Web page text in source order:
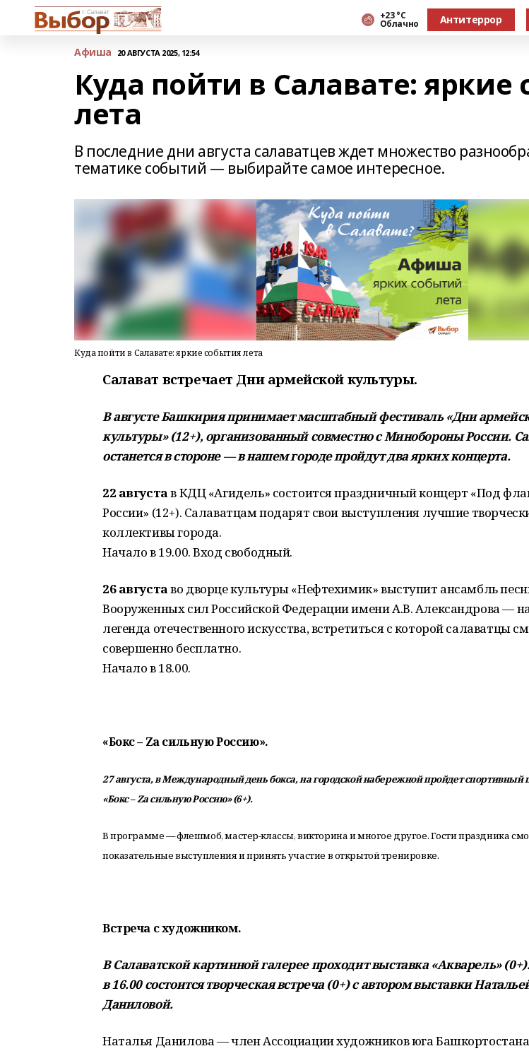
+23 °С
Облачно Антитеррор
Афиша 20 АВГУСТА 2025, 12:54
Куда пойти в Салавате: яркие
лета
В последние дни августа салаватцев ждет множество
тематике событий — выбирайте самое интересное.
Куда пойти в Салавате: яркие события лета
Салават встречает Дни армейской культуры.
В августе Башкирия принимает масштабный фестиваль «Дни
культуры» (12+), организованный совместно с Минобороны России.
останется в стороне — в нашем городе пройдут два ярких концерта.
22 августав КДЦ «Агидель» состоится праздничный концерт «Под
России» (12+). Салаватцам подарят свои выступления лучшие
коллективы города.
Начало в 19.00. Вход свободный.
26 августаво дворце культуры «Нефтехимик» выступит ансамбль
Вооруженных сил Российской Федерации имени А.В. Александрова —
легенда отечественного искусства, встретиться с которой салаватцы
совершенно бесплатно.
Начало в 18.00.
«Бокс – Zа сильную Россию».
27 августа, в Международный день бокса, на городской набережной пройдет спортивный
«Бокс – Zа сильную Россию» (6+).
В программе — флешмоб, мастер-классы, викторина и многое другое. Гости праздника
показательные выступления и принять участие в открытой тренировке.
Встреча с художником.
В Салаватской картинной галерее проходит выставка «Акварель»
в 16.00 состоится творческая встреча (0+) с автором выставки
Даниловой.
Наталья Данилова — член Ассоциации художников юга